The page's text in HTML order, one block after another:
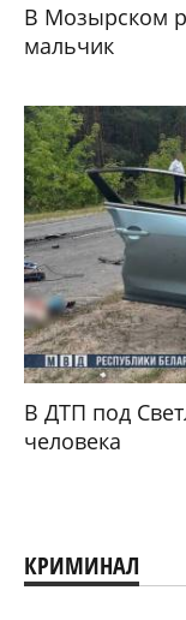
В Мозырском
мальчик
В ДТП под
человека
КРИМИНАЛ